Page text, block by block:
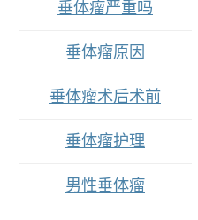
垂体瘤严重吗
垂体瘤原因
垂体瘤术后术前
垂体瘤护理
男性垂体瘤